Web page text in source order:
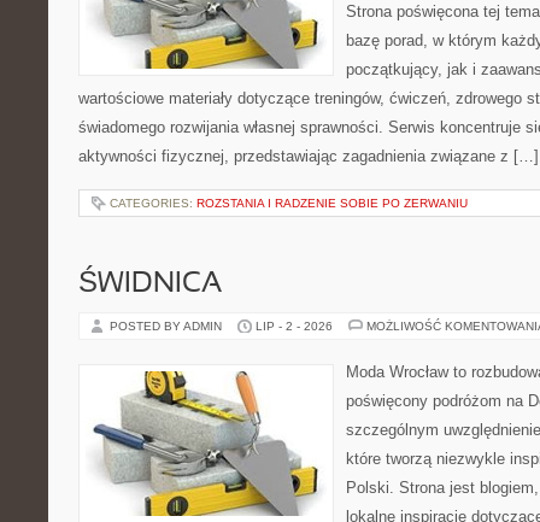
Strona poświęcona tej
bazę porad, w którym
początkujący, jak i
wartościowe materiały dotyczące treningów, ćwiczeń, zdrowego
świadomego rozwijania własnej sprawności. Serwis koncentruje
aktywności fizycznej, przedstawiając zagadnienia związane z […]
CATEGORIES: ROZSTANIA I RADZENIE SOBIE PO ZERWANIU
ŚWIDNICA
POSTED BY ADMIN LIP - 2 - 2026 MOŻLIWOŚĆ
Moda Wrocław to
poświęcony podróżom na
szczególnym
które tworzą niezwykle
Polski. Strona jest
lokalne inspiracje